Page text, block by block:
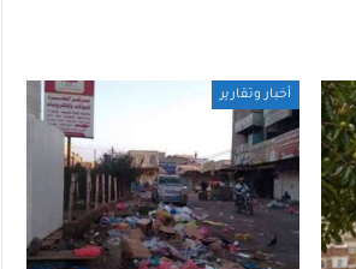
أخبار وتقارير